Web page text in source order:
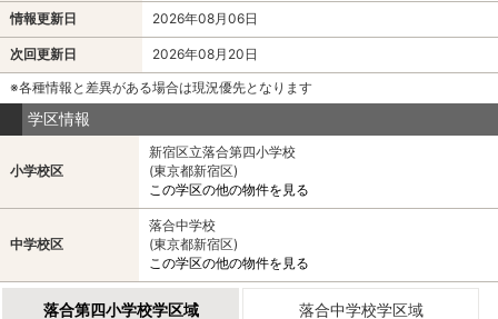
情報更新日 2026年08月06日
次回更新日
2026年08月20日
※各種情報と差異がある場合は現況優先となります
学区情報
小学校区
新宿区立落合第四小学校
(東京都新宿区)
この学区の他の物件を見る
中学校区
落合中学校
(東京都新宿区)
この学区の他の物件を見る
落合第四小学校学区域 落合中学校学区域